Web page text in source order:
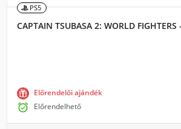
PS5
CAPTAIN TSUBASA 2: WORLD FIGHTERS
Előrendelői ajándék
 Előrendelhető